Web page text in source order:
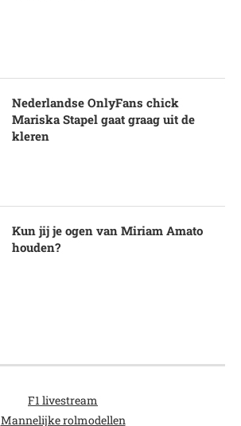
Nederlandse OnlyFans chick
Mariska Stapel gaat graag uit de
kleren
Kun jij je ogen van Miriam Amato
houden?
F1 livestream
Mannelijke rolmodellen